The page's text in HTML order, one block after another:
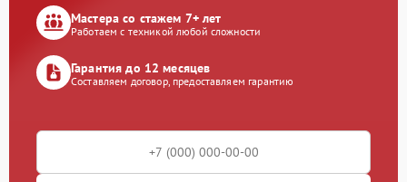
Мастера со стажем 7+ лет
Работаем с техникой любой сложности
Гарантия до 12 месяцев
Составляем договор, предоставляем гарантию